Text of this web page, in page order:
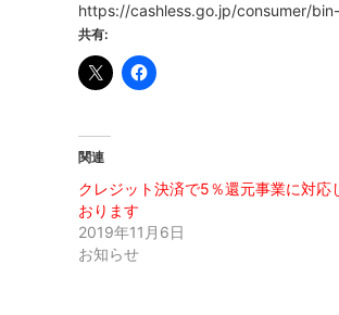
https://cashless.go.jp/consumer/
共有:
関連
クレジット決済で5％還元事業に対応
おります
2019年11月6日
お知らせ